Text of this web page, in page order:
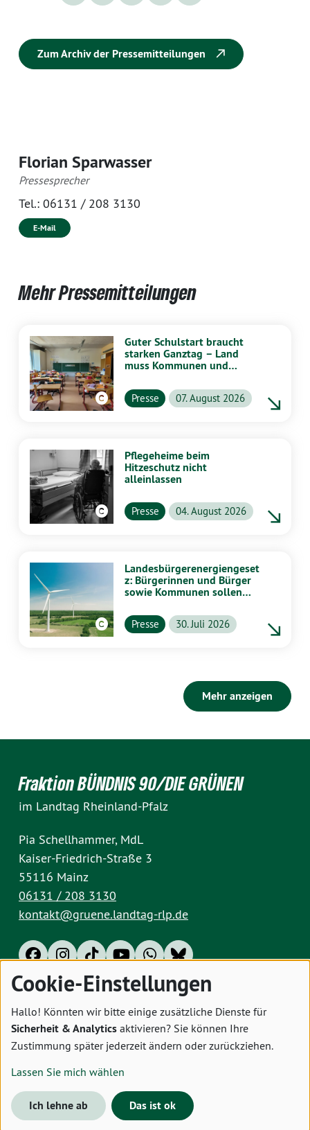
Zum Archiv der Pressemitteilungen
Florian Sparwasser
Pressesprecher
Tel.: 06131 / 208 3130
E-Mail
Mehr Pressemitteilungen
Guter Schulstart braucht
starken Ganztag – Land
muss Kommunen und
unterstützen
Presse 07. August 2026
Pflegeheime beim
Hitzeschutz nicht
alleinlassen
Presse 04. August 2026
Landesbürgerenergiengeset
z: Bürgerinnen und Bürger
sowie Kommunen sollen
profitieren
Presse 30. Juli 2026
Mehr anzeigen
Fraktion BÜNDNIS 90/DIE GRÜNEN
im Landtag Rheinland-Pfalz
Pia Schellhammer, MdL
Kaiser-Friedrich-Straße 3
55116 Mainz
06131 / 208 3130
kontakt@gruene.landtag-rlp.de
Impressum Datenschutz Cookies
Cookie-Einstellungen
Hallo! Könnten wir bitte einige zusätzliche Dienste für
Sicherheit & Analytics aktivieren? Sie können Ihre
Zustimmung später jederzeit ändern oder zurückziehen.
Lassen Sie mich wählen
Ich lehne ab Das ist ok